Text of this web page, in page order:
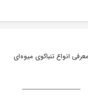
معرفی انواع تنباکوی میوه‌ای